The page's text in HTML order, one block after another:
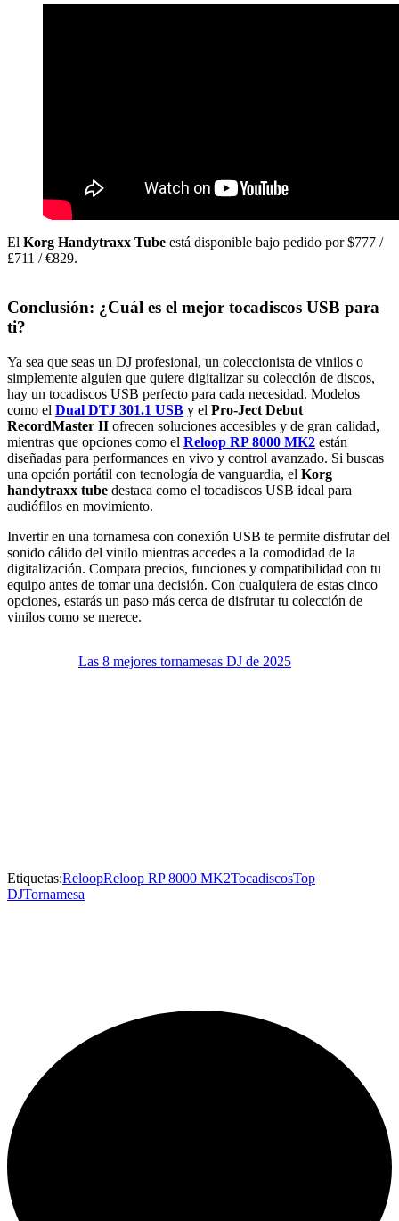
El Korg Handytraxx Tube está disponible bajo pedido por $777 /
£711 / €829.
Conclusión: ¿Cuál es el mejor tocadiscos USB para
ti?
Ya sea que seas un DJ profesional, un coleccionista de vinilos o
simplemente alguien que quiere digitalizar su colección de discos,
hay un tocadiscos USB perfecto para cada necesidad. Modelos
como el Dual DTJ 301.1 USB y el Pro-Ject Debut
RecordMaster II ofrecen soluciones accesibles y de gran calidad,
mientras que opciones como el Reloop RP 8000 MK2 están
diseñadas para performances en vivo y control avanzado. Si buscas
una opción portátil con tecnología de vanguardia, el Korg
handytraxx tube destaca como el tocadiscos USB ideal para
audiófilos en movimiento.
Invertir en una tornamesa con conexión USB te permite disfrutar del
sonido cálido del vinilo mientras accedes a la comodidad de la
digitalización. Compara precios, funciones y compatibilidad con tu
equipo antes de tomar una decisión. Con cualquiera de estas cinco
opciones, estarás un paso más cerca de disfrutar tu colección de
vinilos como se merece.
Las 8 mejores tornamesas DJ de 2025
Etiquetas:ReloopReloop RP 8000 MK2TocadiscosTop
DJTornamesa